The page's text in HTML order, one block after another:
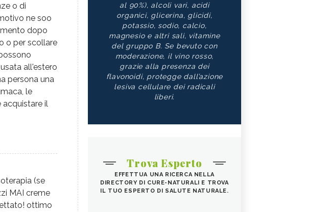
o di
ne soo
dopo
o per scollare
all'estero
persona una
le
il
(se
MAI creme
ottimo
al 90%), alcoli vari, acidi
organici, glicerina, glicidi,
potassio, sodio, calcio,
magnesio e altri sali, vitamine
del gruppo B. Se bevuto con
moderazione, il vino rosso,
grazie alla presenza dei
flavonoidi, protegge dall’azione
lesiva cellulare dei radicali
liberi.
Trova Esperto
EFFETTUA UNA RICERCA NELLA
DIRECTORY DI CURE-NATURALI E TROVA
IL TUO ESPERTO DI SALUTE NATURALE.